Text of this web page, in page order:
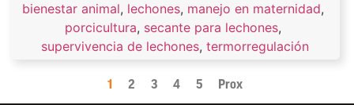
bienestar animal, lechones, manejo en maternidad,
porcicultura, secante para lechones,
supervivencia de lechones, termorregulación
1 2 3 4 5 Prox